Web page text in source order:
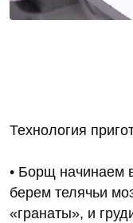
Технология
• Борщ начинаем
берем телячьи
«гранаты», и